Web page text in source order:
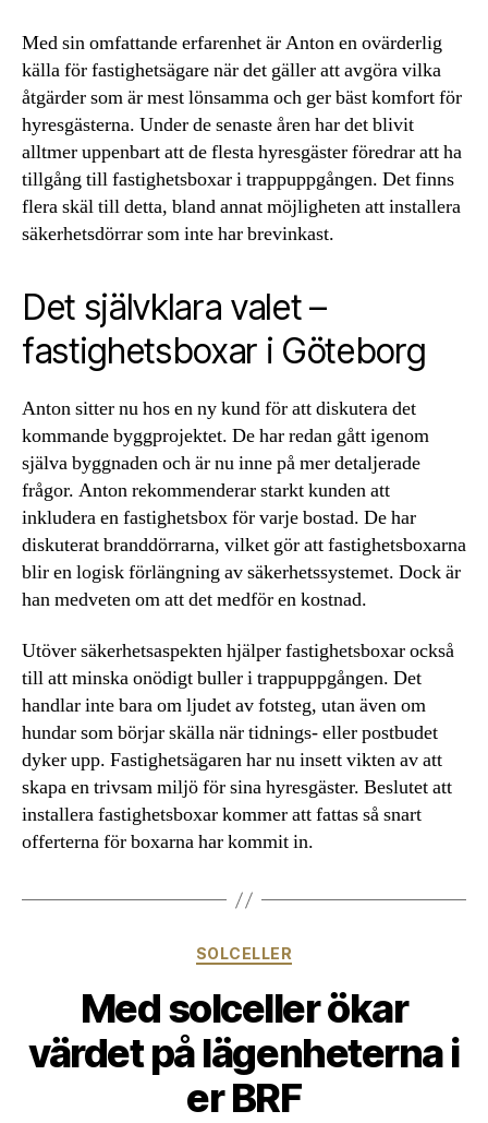
Med sin omfattande erfarenhet är Anton en ovärderlig
källa för fastighetsägare när det gäller att avgöra vilka
åtgärder som är mest lönsamma och ger bäst komfort för
hyresgästerna. Under de senaste åren har det blivit
alltmer uppenbart att de flesta hyresgäster föredrar att ha
tillgång till fastighetsboxar i trappuppgången. Det finns
flera skäl till detta, bland annat möjligheten att installera
säkerhetsdörrar som inte har brevinkast.
Det självklara valet –
fastighetsboxar i Göteborg
Anton sitter nu hos en ny kund för att diskutera det
kommande byggprojektet. De har redan gått igenom
själva byggnaden och är nu inne på mer detaljerade
frågor. Anton rekommenderar starkt kunden att
inkludera en fastighetsbox för varje bostad. De har
diskuterat branddörrarna, vilket gör att fastighetsboxarna
blir en logisk förlängning av säkerhetssystemet. Dock är
han medveten om att det medför en kostnad.
Utöver säkerhetsaspekten hjälper fastighetsboxar också
till att minska onödigt buller i trappuppgången. Det
handlar inte bara om ljudet av fotsteg, utan även om
hundar som börjar skälla när tidnings- eller postbudet
dyker upp. Fastighetsägaren har nu insett vikten av att
skapa en trivsam miljö för sina hyresgäster. Beslutet att
installera fastighetsboxar kommer att fattas så snart
offerterna för boxarna har kommit in.
Kategorier
SOLCELLER
Med solceller ökar
värdet på lägenheterna i
er BRF